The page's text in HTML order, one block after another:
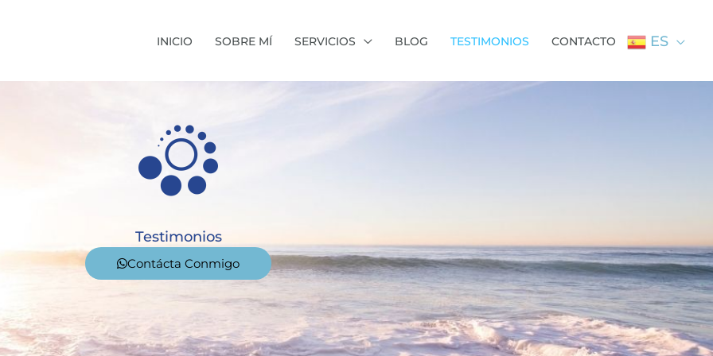
INICIO SOBRE MÍ SERVICIOS BLOG TESTIMONIOS CONTACTO ES
Testimonios
Contácta Conmigo